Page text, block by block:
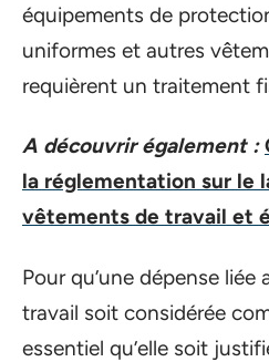
équipements de
uniformes et autres
requièrent un traitement
A découvrir également :
la réglementation sur le
vêtements de travail et
Pour qu’une dépense
travail soit considérée
essentiel qu’elle soit